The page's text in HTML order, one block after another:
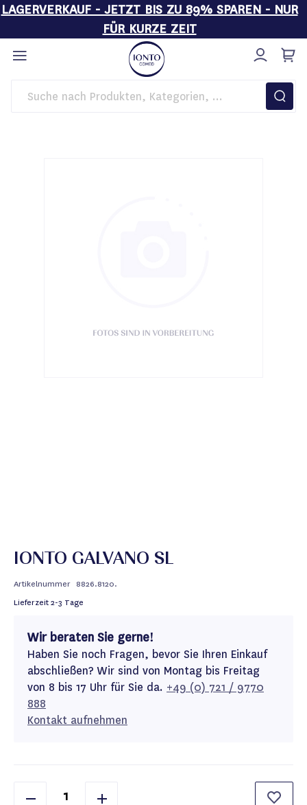
LAGERVERKAUF - JETZT BIS ZU 89% SPAREN - NUR
FÜR KURZE ZEIT
Direkt
zum
Inhalt
Startseite IONTO GALVANO SL
IONTO GALVANO SL
Artikelnummer 8826.8120.
Lieferzeit2-3 Tage
Wir beraten Sie gerne!
Haben Sie noch Fragen, bevor Sie Ihren Einkauf
abschließen? Wir sind von Montag bis Freitag
von 8 bis 17 Uhr für Sie da. +49 (0) 721 / 9770
888
Kontakt aufnehmen